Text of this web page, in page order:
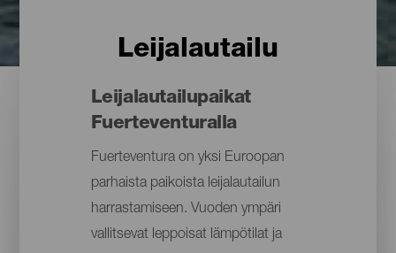
Leijalautailu
Leijalautailupaikat
Fuerteventuralla
Fuerteventura on yksi Euroopan
parhaista paikoista leijalautailun
harrastamiseen. Vuoden ympäri
vallitsevat leppoisat lämpötilat ja